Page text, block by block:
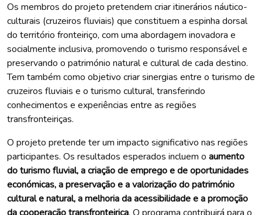
Os membros do projeto pretendem criar itinerários náutico-
culturais (cruzeiros fluviais) que constituem a espinha dorsal
do território fronteiriço, com uma abordagem inovadora e
socialmente inclusiva, promovendo o turismo responsável e
preservando o património natural e cultural de cada destino.
Tem também como objetivo criar sinergias entre o turismo de
cruzeiros fluviais e o turismo cultural, transferindo
conhecimentos e experiências entre as regiões
transfronteiriças.
O projeto pretende ter um impacto significativo nas regiões
participantes. Os resultados esperados incluem o aumento
do turismo fluvial, a criação de emprego e de oportunidades
económicas, a preservação e a valorização do património
cultural e natural, a melhoria da acessibilidade e a promoção